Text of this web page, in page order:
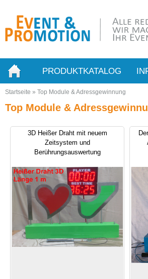
PRODUKTKATALOG
Startseite » Top Module & Adressgewinnung
Top Module &
3D Heißer Draht mit neuem
Zeitsystem und
Berührungsauswertung